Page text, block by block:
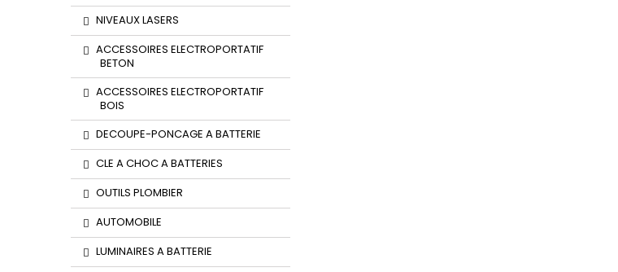
NIVEAUX LASERS
ACCESSOIRES ELECTROPORTATIF
BETON
ACCESSOIRES ELECTROPORTATIF
BOIS
DECOUPE-PONCAGE A BATTERIE
CLE A CHOC A BATTERIES
OUTILS PLOMBIER
AUTOMOBILE
LUMINAIRES A BATTERIE